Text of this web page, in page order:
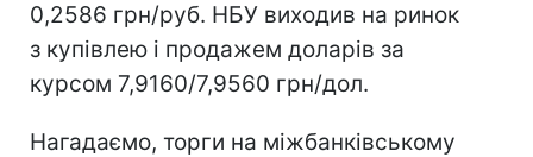
0,2586 грн/руб. НБУ виходив на ринок
з купівлею і продажем доларів за
курсом 7,9160/7,9560 грн/дол.
Нагадаємо, торги на міжбанківському